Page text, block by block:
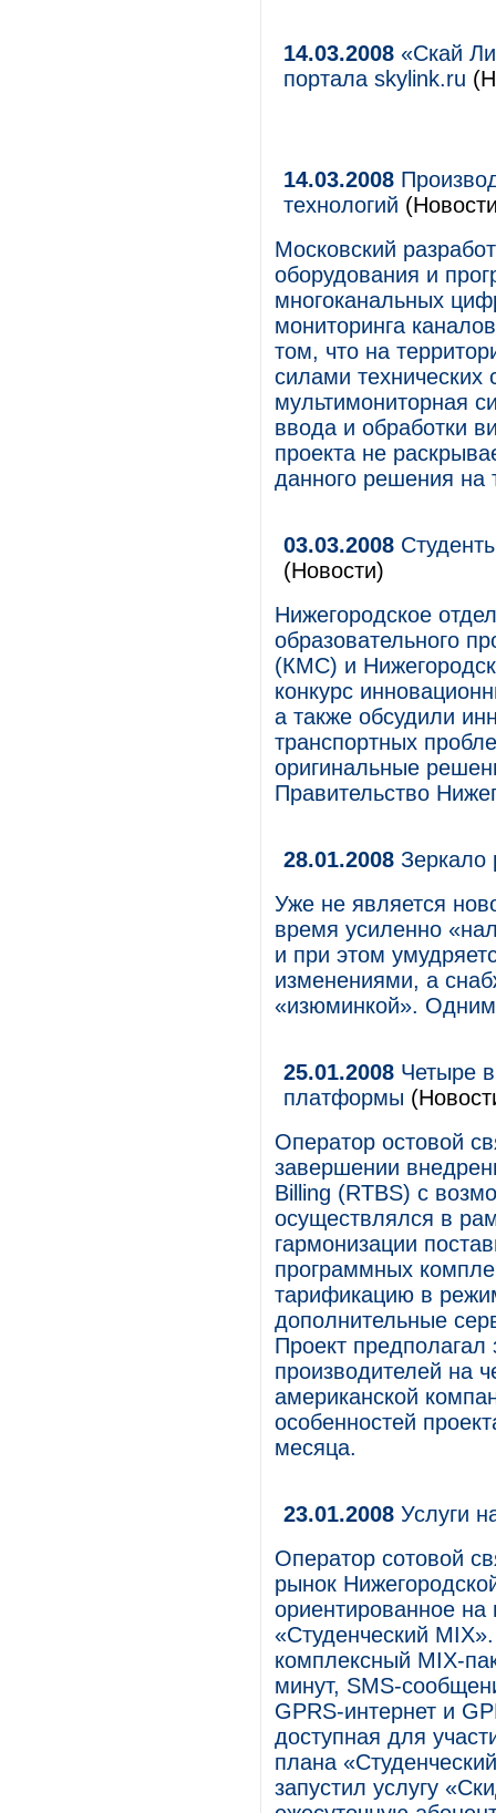
14.03.2008 «Скай
портала skylink.ru
14.03.2008
технологий
Московский
оборудования и
многоканальных
мониторинга
том, что на
силами технических
мультимониторная
ввода и обработки
проекта не
данного решения на
03.03.2008
(Новости)
Нижегородское
образовательного
(КМС) и
конкурс
а также обсудили
транспортных
оригинальные
Правительство
28.01.2008 Зеркало
Уже не является
время усиленно
и при этом
изменениями, а
«изюминкой». Одним
25.01.2008 Четыре
платформы
Оператор остовой
завершении
Billing (RTBS) с
осуществлялся в
гармонизации
программных
тарификацию в
дополнительные
Проект
производителей на
американской
особенностей
месяца.
23.01.2008 Услуги
Оператор сотовой
рынок
ориентированное
«Студенческий
комплексный MIX-
минут, SMS-
GPRS-интернет и
доступная для
плана
запустил услугу